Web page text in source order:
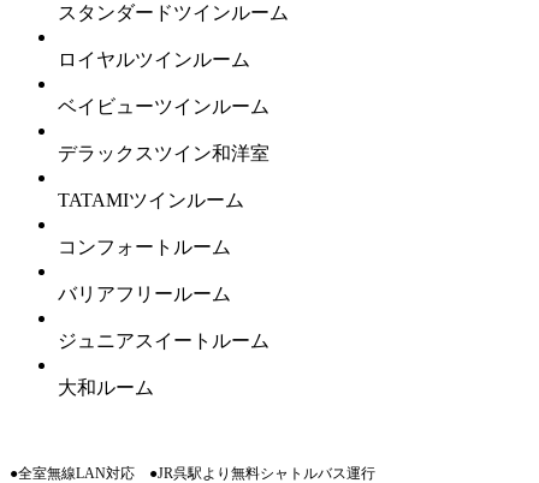
スタンダードツインルーム
ロイヤルツインルーム
ベイビューツインルーム
デラックスツイン和洋室
TATAMIツインルーム
コンフォートルーム
バリアフリールーム
ジュニアスイートルーム
大和ルーム
●全室無線LAN対応 ●JR呉駅より無料シャトルバス運行